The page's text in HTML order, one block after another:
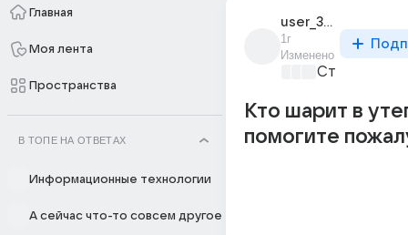
Главная
Моя лента
Пространства
В ТОПЕ НА ОТВЕТАХ
Информационные технологии
А сейчас что-то совсем другое
user_306898812
1г
Изменено
Стройка и
Кто шарит в
помогите